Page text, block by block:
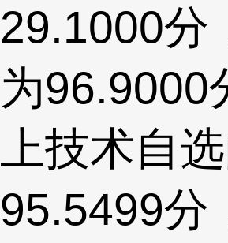
29.1000分
为96.9000
上技术自
95.5499分